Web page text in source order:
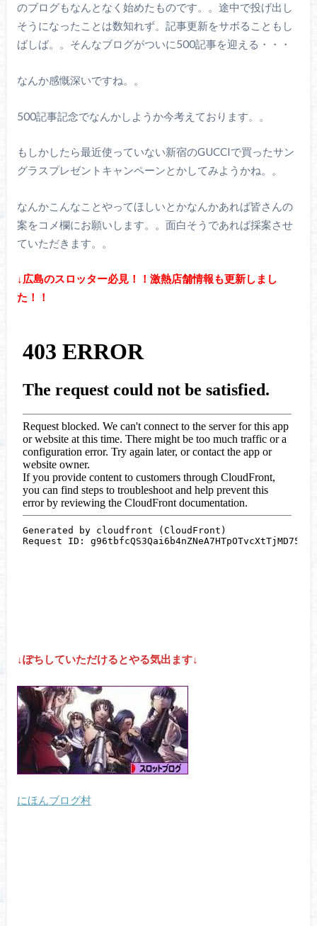
のブログもなんとなく始めたものです。。途中で投げ出し
そうになったことは数知れず。記事更新をサボることもし
ばしば。。そんなブログがついに500記事を迎える・・・
なんか感慨深いですね。。
500記事記念でなんかしようか今考えております。。
もしかしたら最近使っていない新宿のGUCCIで買ったサン
グラスプレゼントキャンペーンとかしてみようかね。。
なんかこんなことやってほしいとかなんかあれば皆さんの
案をコメ欄にお願いします。。面白そうであれば採案させ
ていただきます。。
↓広島のスロッター必見！！激熱店舗情報も更新しまし
た！！
↓ぽちしていただけるとやる気出ます↓
にほんブログ村